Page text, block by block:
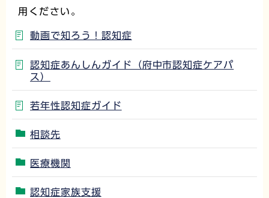
用ください。
動画で知ろう！認知症
認知症あんしんガイド（府中市認知症ケアパ
ス）
若年性認知症ガイド
相談先
医療機関
認知症家族支援